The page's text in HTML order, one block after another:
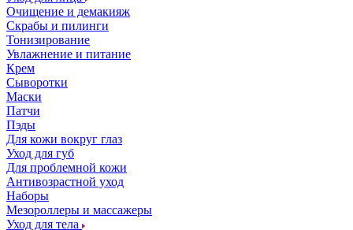
Очищение и демакияж
Скрабы и пилинги
Тонизирование
Увлажнение и питание
Крем
Сыворотки
Маски
Патчи
Пэды
Для кожи вокруг глаз
Уход для губ
Для проблемной кожи
Антивозрастной уход
Наборы
Мезороллеры и массажеры
Уход для тела